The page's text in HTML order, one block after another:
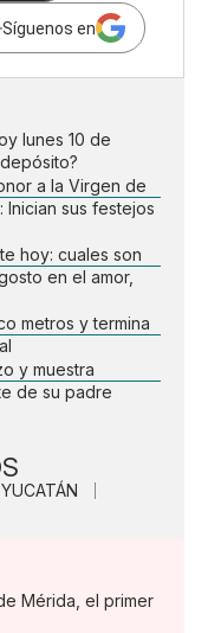
Síguenos en
lunes 10 de
a la Virgen de
Inician sus festejos
hoy: cuales son
en el amor,
metros y termina
y muestra
de su padre
Mérida, el primer